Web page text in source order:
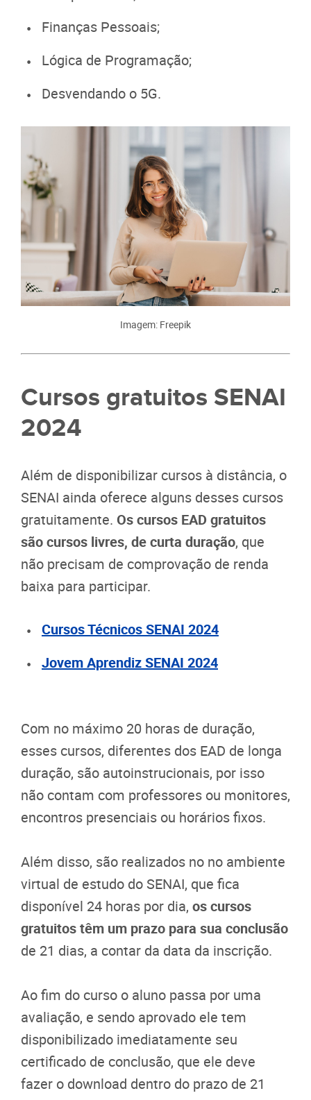
Finanças Pessoais;
Lógica de Programação;
Desvendando o 5G.
Imagem: Freepik
Cursos gratuitos SENAI
2024
Além de disponibilizar cursos à distância, o
SENAI ainda oferece alguns desses cursos
gratuitamente. Os cursos EAD gratuitos
são cursos livres, de curta duração, que
não precisam de comprovação de renda
baixa para participar.
Cursos Técnicos SENAI 2024
Jovem Aprendiz SENAI 2024
Com no máximo 20 horas de duração,
esses cursos, diferentes dos EAD de longa
duração, são autoinstrucionais, por isso
não contam com professores ou monitores,
encontros presenciais ou horários fixos.
Além disso, são realizados no no ambiente
virtual de estudo do SENAI, que fica
disponível 24 horas por dia, os cursos
gratuitos têm um prazo para sua conclusão
de 21 dias, a contar da data da inscrição.
Ao fim do curso o aluno passa por uma
avaliação, e sendo aprovado ele tem
disponibilizado imediatamente seu
certificado de conclusão, que ele deve
fazer o download dentro do prazo de 21